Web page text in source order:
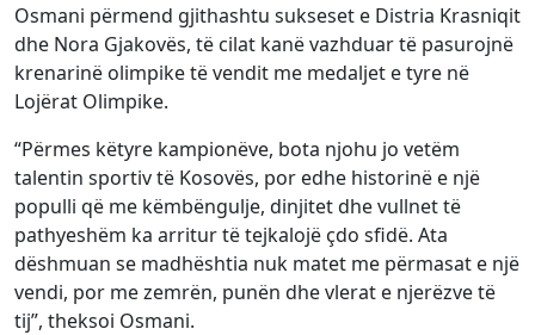
Osmani përmend gjithashtu sukseset e Distria Krasniqit
dhe Nora Gjakovës, të cilat kanë vazhduar të pasurojnë
krenarinë olimpike të vendit me medaljet e tyre në
Lojërat Olimpike.
“Përmes këtyre kampionëve, bota njohu jo vetëm
talentin sportiv të Kosovës, por edhe historinë e një
populli që me këmbëngulje, dinjitet dhe vullnet të
pathyeshëm ka arritur të tejkalojë çdo sfidë. Ata
dëshmuan se madhështia nuk matet me përmasat e një
vendi, por me zemrën, punën dhe vlerat e njerëzve të
tij”, theksoi Osmani.